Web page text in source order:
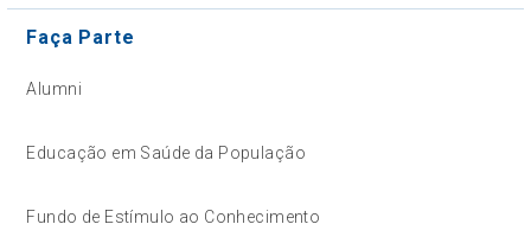
Faça Parte
Alumni
Educação em Saúde da População
Fundo de Estímulo ao Conhecimento